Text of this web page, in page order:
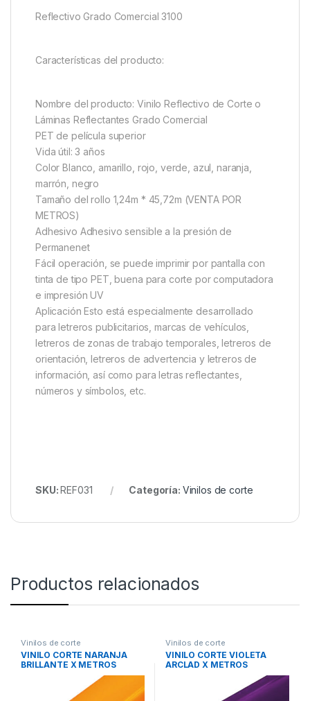
Reflectivo Grado Comercial 3100
Características del producto:
Nombre del producto: Vinilo Reflectivo de Corte o
Láminas Reflectantes Grado Comercial
PET de película superior
Vida útil: 3 años
Color Blanco, amarillo, rojo, verde, azul, naranja,
marrón, negro
Tamaño del rollo 1,24m * 45,72m (VENTA POR
METROS)
Adhesivo Adhesivo sensible a la presión de
Permanenet
Fácil operación, se puede imprimir por pantalla con
tinta de tipo PET, buena para corte por computadora
e impresión UV
Aplicación Esto está especialmente desarrollado
para letreros publicitarios, marcas de vehículos,
letreros de zonas de trabajo temporales, letreros de
orientación, letreros de advertencia y letreros de
información, así como para letras reflectantes,
números y símbolos, etc.
SKU:REF031 Categoría: Vinilos de corte
Productos relacionados
Vinilos de corte
VINILO CORTE NARANJA
BRILLANTE X METROS
Vinilos de corte
VINILO CORTE VIOLETA
ARCLAD X METROS